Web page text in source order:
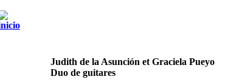
Judith de la Asunción et Graciela Pueyo
Duo de guitares